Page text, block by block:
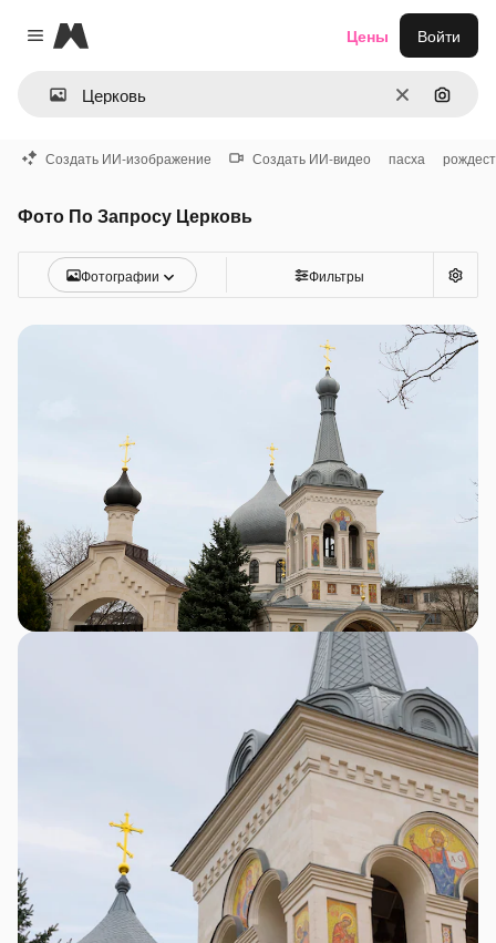
Close menu
Magnific
ОчиститьПоиск
Цены Войти
Создать ИИ-изображение Создать ИИ-видео пасха
Фото По Запросу Церковь
Фотографии Фильтры